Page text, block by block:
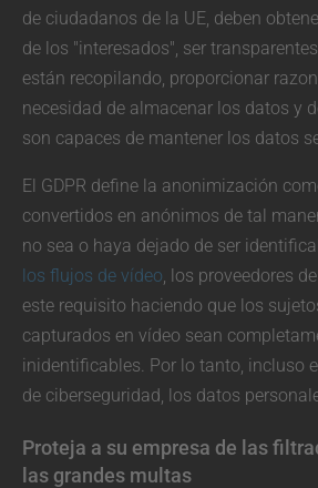
de ciudadanos de la UE, deben
de los "interesados", ser
están recopilando, proporcionar
necesidad de almacenar los datos y
son capaces de mantener los datos
El GDPR define la anonimización
convertidos en anónimos de tal
no sea o haya dejado de ser
los flujos de vídeo, los proveedores
este requisito haciendo que los
capturados en vídeo sean
inidentificables. Por lo tanto, incluso
de ciberseguridad, los datos
Proteja a su empresa de las
las grandes multas